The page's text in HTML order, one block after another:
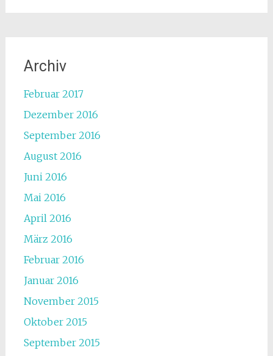
Archiv
Februar 2017
Dezember 2016
September 2016
August 2016
Juni 2016
Mai 2016
April 2016
März 2016
Februar 2016
Januar 2016
November 2015
Oktober 2015
September 2015